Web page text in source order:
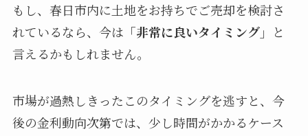
もし、春日市内に土地をお持ちでご売却を検討さ
れているなら、今は 「非常に良いタイミング」
と
言えるかもしれません。
市場が過熱しきったこのタイミングを逃すと、今
後の金利動向次第では、少し時間がかかるケース